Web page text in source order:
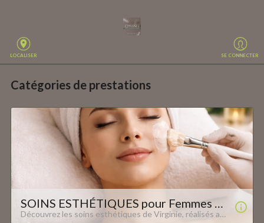
LOCALISER SE CONNECTER
Catégories de prestations
SOINS ESTHÉTIQUES pour Femmes et Hommes
Découvrez les soins esthétiques de Virginie, réalisés avec la gamme de produits OLIV'. Des soins professionnels nés du facialisme où le massage s'associe aux extraits de plantes naturels et bio. Ces soins, parfaits pour tous types de peau, combinent expertise et bienfaits de la botanique. Offrez à votre peau une expérience nourrissante et revitalisante grâce à ces produits respectueux de l'environnement et de votre bien-être. Profitez d'un moment de détente et de beauté en harmonie avec la nature.